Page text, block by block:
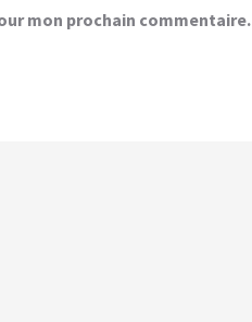
mon prochain commentaire.